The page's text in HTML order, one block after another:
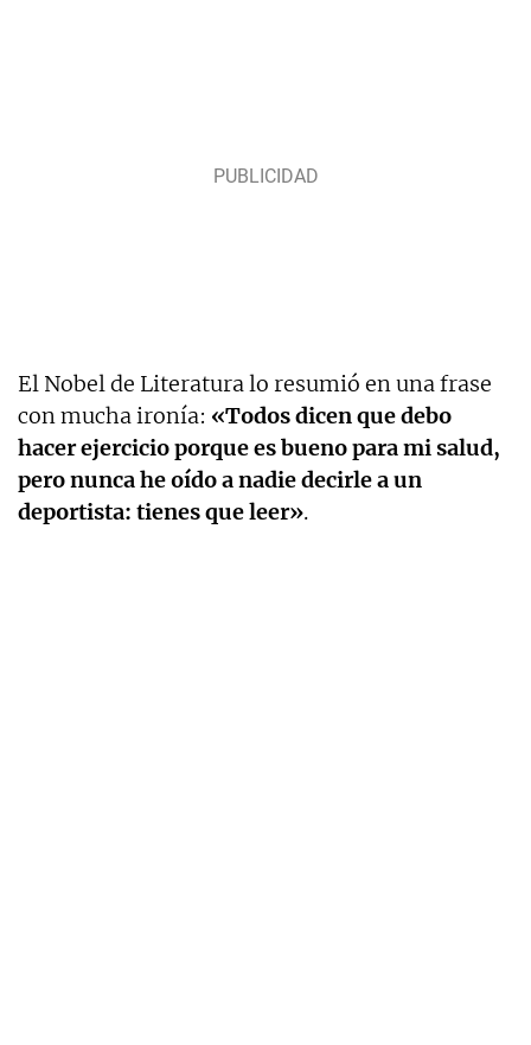
El Nobel de Literatura lo resumió en una frase
con mucha ironía: «Todos dicen que debo
hacer ejercicio porque es bueno para mi salud,
pero nunca he oído a nadie decirle a un
deportista: tienes que leer».